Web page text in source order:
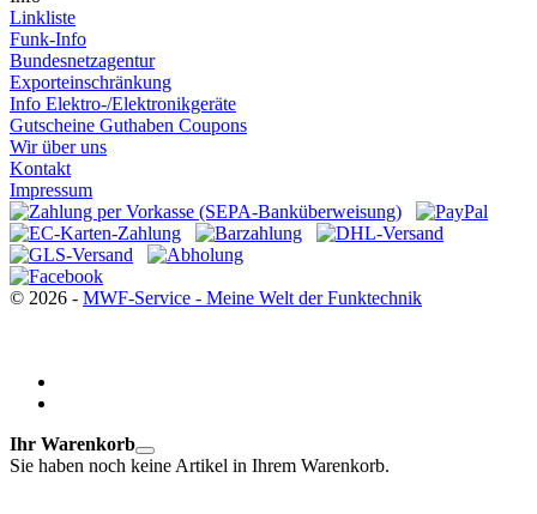
Linkliste
Funk-Info
Bundesnetzagentur
Exporteinschränkung
Info Elektro-/Elektronikgeräte
Gutscheine Guthaben Coupons
Wir über uns
Kontakt
Impressum
© 2026 - MWF-Service - Meine Welt der Funktechnik
Ihr Warenkorb
Sie haben noch keine Artikel in Ihrem Warenkorb.